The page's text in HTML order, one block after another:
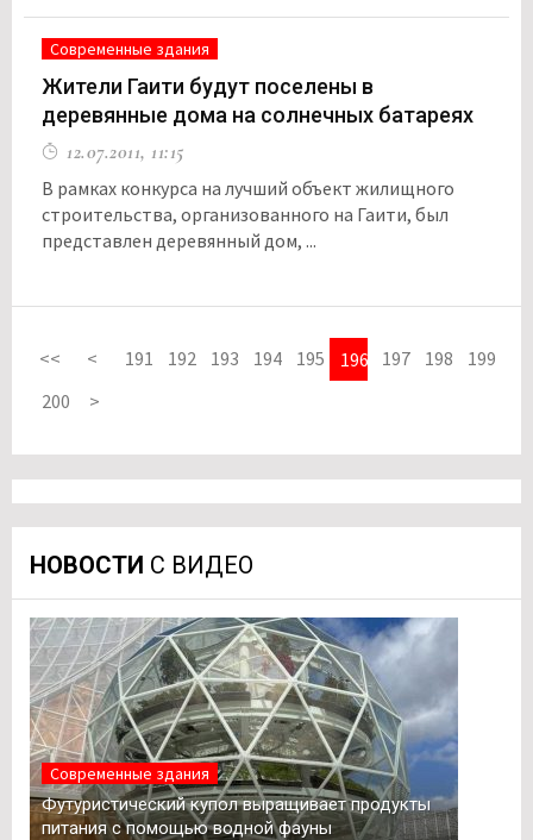
Современные здания
Жители Гаити будут поселены в
деревянные дома на солнечных батареях
12.07.2011, 11:15
В рамках конкурса на лучший объект жилищного
строительства, организованного на Гаити, был
представлен деревянный дом, ...
<< < 191 192 193 194 195 196 197 198
199
200
>
НОВОСТИ С ВИДЕО
Современные здания
Футуристический купол выращивает продукты
питания с помощью водной фауны